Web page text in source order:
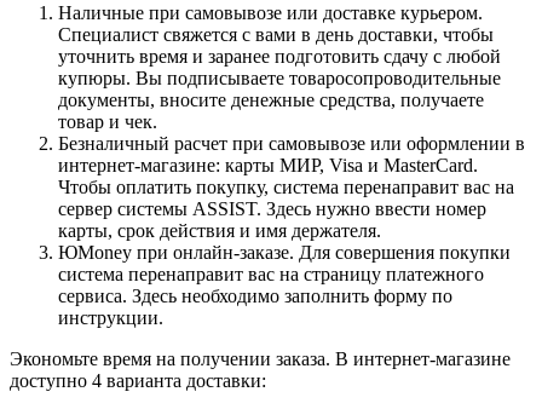
Наличные при самовывозе или доставке курьером.
Специалист свяжется с вами в день доставки, чтобы
уточнить время и заранее подготовить сдачу с любой
купюры. Вы подписываете товаросопроводительные
документы, вносите денежные средства, получаете
товар и чек.
Безналичный расчет при самовывозе или оформлении в
интернет-магазине: карты МИР, Visa и MasterCard.
Чтобы оплатить покупку, система перенаправит вас на
сервер системы ASSIST. Здесь нужно ввести номер
карты, срок действия и имя держателя.
ЮMoney при онлайн-заказе. Для совершения покупки
система перенаправит вас на страницу платежного
сервиса. Здесь необходимо заполнить форму по
инструкции.
Экономьте время на получении заказа. В интернет-магазине
доступно 4 варианта доставки: